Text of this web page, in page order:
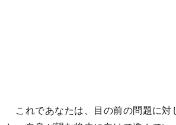
これであなたは、目の前の問題に対